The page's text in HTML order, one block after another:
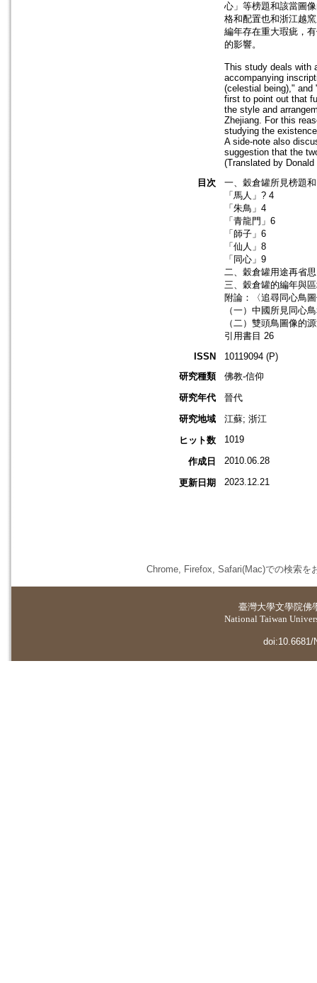
心」等榜題和該當圖
格和配置也和浙江越
編年存在重大瑕疵，
的影響。
This study deals with
accompanying
(celestial being)," and
first to point out that
the style and
Zhejiang. For this
studying the
A side-note also
suggestion that the
(Translated by
目次
一、穀倉罐所見榜題
「馬人」? 4
「朱鳥」4
「青龍門」6
「師子」6
「仙人」8
「同心」9
二、穀倉罐用途再省
三、穀倉罐的編年與
附論：〈追尋同心鳥
（一）中國所見同心
（二）雙頭鳥圖像的
引用書目 26
ISSN
10119094 (P)
研究種類
佛教-信仰
研究年代
晉代
研究地域
江蘇; 浙江
ヒット数
1019
作成日 2010.06.28
更新日期 2023.12.21
Chrome, Firefox, Safari(Mac)での検索を
臺灣大學文學院佛
National Taiwan
doi:10.6681/